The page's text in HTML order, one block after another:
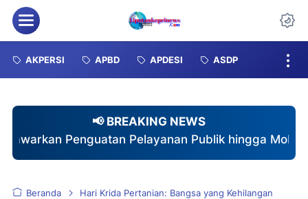
Menu
AKPERSI APBD APDESI ASDP
📢 BREAKING NEWS
Publik hingga Mobil Siaga
♦Rayakan
Beranda
Hari Krida Pertanian: Bangsa yang Kehilangan